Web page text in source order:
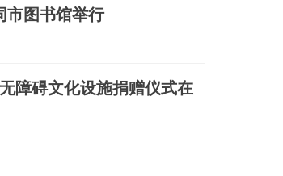
市图书馆举行
障碍文化设施捐赠仪式在